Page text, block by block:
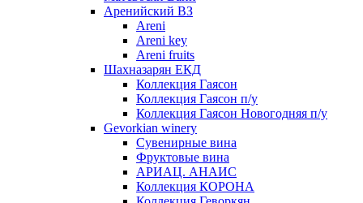
Аренийский ВЗ
Areni
Areni key
Areni fruits
Шахназарян ЕКД
Коллекция Гаясон
Коллекция Гаясон п/у
Коллекция Гаясон Новогодняя п/у
Gevorkian winery
Сувенирные вина
Фруктовые вина
АРИАЦ. АНАИС
Коллекция КОРОНА